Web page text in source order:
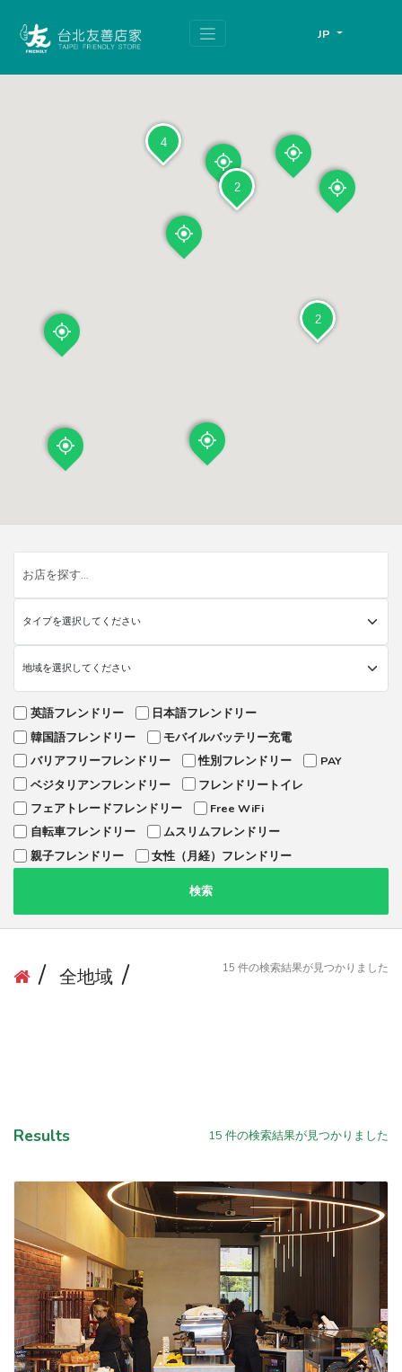
JP
4
2
2
英語フレンドリー
日本語フレンドリー
韓国語フレンドリー
モバイルバッテリー充電
バリアフリーフレンドリー
性別フレンドリー
PAY
ベジタリアンフレンドリー
フレンドリートイレ
フェアトレードフレンドリー
Free WiFi
自転車フレンドリー
ムスリムフレンドリー
親子フレンドリー
女性（月経）フレンドリー
検索
全地域 15 件の検索結果が見つかりました
Results 15 件の検索結果が見つかりました